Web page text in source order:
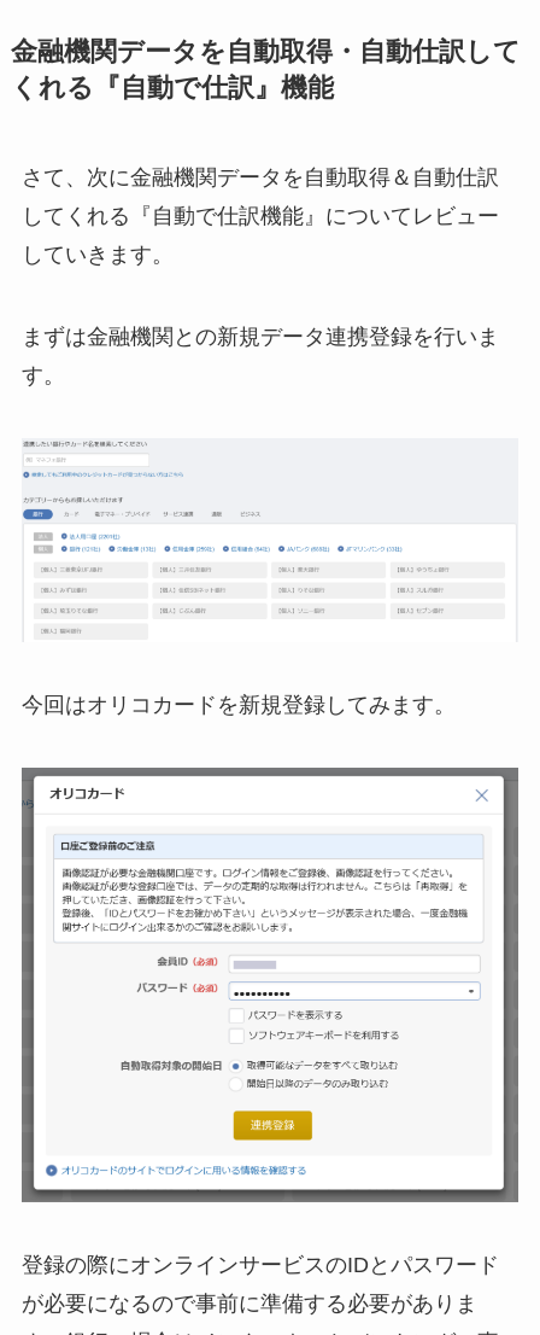
金融機関データを自動取得・自動仕訳して
くれる『自動で仕訳』機能
さて、次に金融機関データを自動取得＆自動仕訳
してくれる『自動で仕訳機能』についてレビュー
していきます。
まずは金融機関との新規データ連携登録を行いま
す。
今回はオリコカードを新規登録してみます。
登録の際にオンラインサービスのIDとパスワード
が必要になるので事前に準備する必要がありま